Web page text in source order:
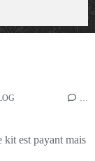
…
est payant mais